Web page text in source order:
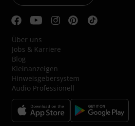
Über uns
Jobs & Karriere
Blog
Kleinanzeigen
Hinweisgebersystem
Audio Professionell